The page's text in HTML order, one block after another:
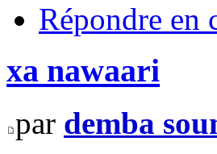
Répondre en
xa nawaari
par demba